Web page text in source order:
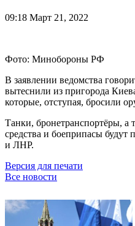
09:18 Март 21, 2022
Фото: Минобороны РФ
В заявлении ведомства
вытеснили из пригорода
которые, отступая, бросили
Танки, бронетранспортёры, а
средства и боеприпасы
и ЛНР.
Версия для печати
Все новости